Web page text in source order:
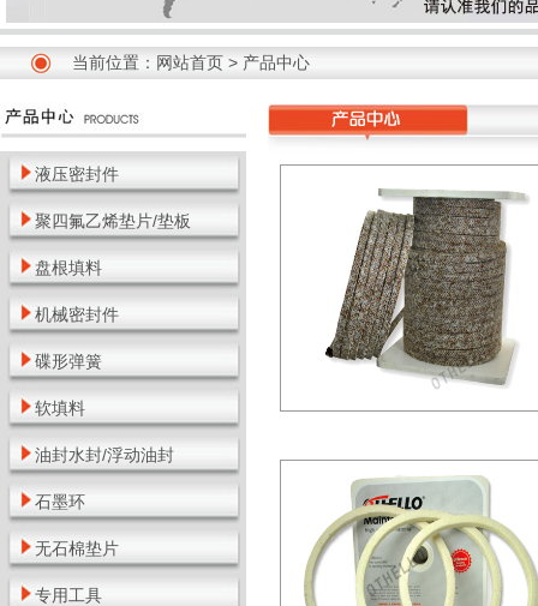
当前位置： 网站首页 > 产品中心
液压密封件
聚四氟乙烯垫片/垫板
盘根填料
机械密封件
碟形弹簧
软填料
油封水封/浮动油封
石墨环
无石棉垫片
专用工具